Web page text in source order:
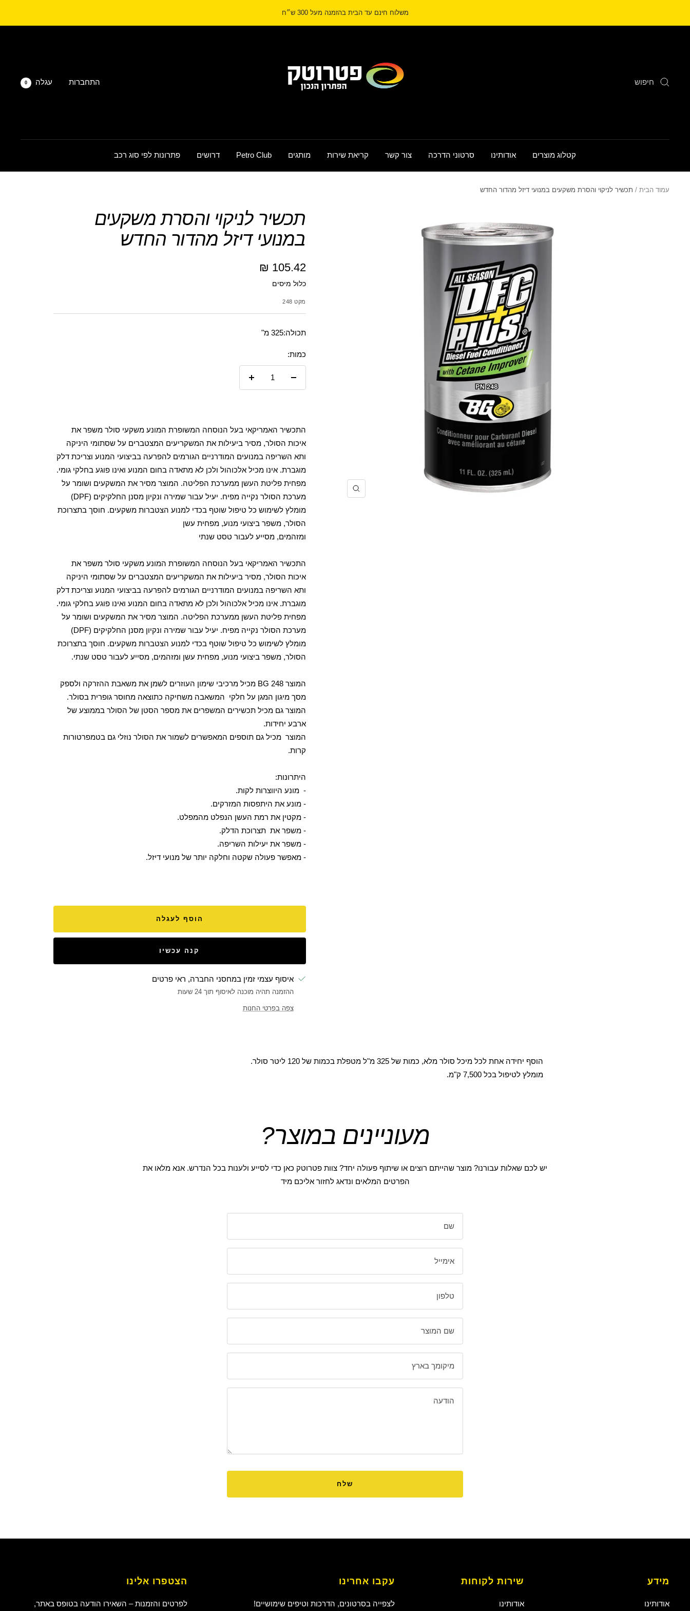
משלוח חינם עד הבית בהזמנה מעל 300 ש״ח
התחברות עגלה 0
קטלוג מוצרים אודותינו סרטוני הדרכה צור קשר קריאת שירות מותגים Petro Club דרושים פתרונות לפי סוג רכב
עמוד הבית תכשיר לניקוי והסרת משקעים במנועי דיזל מהדור החדש
תכשיר לניקוי והסרת משקעים
במנועי דיזל מהדור החדש
מחיר
מבצע
105.42 ₪
כלול מיסים
מקט 248
תכולה:325 מ"
כמות:
הקטנת
הגדל
התכשיר האמריקאי בעל הנוסחה המשופרת המונע משקעי סולר משפר את
איכות הסולר, מסיר ביעילות את המשקריעים המצטברים על שסתומי היניקה
ותא השריפה במנועים המודרניים הגורמים להפרעה בביצועי המנוע וצריכת דלק
מוגברת. אינו מכיל אלכוהול ולכן לא מתאדה בחום המנוע ואינו פוגע בחלקי גומי.
מפחית פליטת העשן ממערכת הפליטה. המוצר מסיר את המשקעים ושומר על
מערכת הסולר נקייה מפיח. יעיל עבור שמירה ונקיון מסנן החלקיקים (DPF)
מומלץ לשימוש כל טיפול שוטף בכדי למנוע הצטברות משקעים. חוסך בתצרוכת
הסולר, משפר ביצועי מנוע, מפחית עשן
ומזהמים, מסייע לעבור טסט שנתי
התכשיר האמריקאי בעל הנוסחה המשופרת המונע משקעי סולר משפר את
איכות הסולר, מסיר ביעילות את המשקריעים המצטברים על שסתומי היניקה
ותא השריפה במנועים המודרניים הגורמים להפרעה בביצועי המנוע וצריכת דלק
מוגברת. אינו מכיל אלכוהול ולכן לא מתאדה בחום המנוע ואינו פוגע בחלקי גומי.
מפחית פליטת העשן ממערכת הפליטה. המוצר מסיר את המשקעים ושומר על
מערכת הסולר נקייה מפיח. יעיל עבור שמירה ונקיון מסנן החלקיקים (DPF)
מומלץ לשימוש כל טיפול שוטף בכדי למנוע הצטברות משקעים. חוסך בתצרוכת
הסולר, משפר ביצועי מנוע, מפחית עשן ומזהמים, מסייע לעבור טסט שנתי.
המוצר BG 248 מכיל מרכיבי שימון העוזרים לשמן את משאבת ההזרקה ולספק
מסך מיגון המגן על חלקי המשאבה משחיקה כתוצאה מחוסר גופרית בסולר.
המוצר גם מכיל תכשירים המשפרים את מספר הסטן של הסולר בממוצע של
ארבע יחידות.
המוצר מכיל גם תוספים המאפשרים לשמור את הסולר נוזלי גם בטמפרטורות
קרות.
היתרונות:
- מונע היווצרות לקות.
- מונע את היתפסות המזרקים.
- מקטין את רמת העשן הנפלט מהמפלט.
- משפר את תצרוכת הדלק.
- משפר את יעילות השריפה.
- מאפשר פעולה שקטה וחלקה יותר של מנועי דיזל.
הוסף לעגלה
קנה עכשיו
איסוף עצמי זמין במחסני החברה, ראי פרטים
ההזמנה תהיה מוכנה לאיסוף תוך 24 שעות
צפה בפרטי החנות
הוסף יחידה אחת לכל מיכל סולר מלא, כמות של 325 מ"ל מטפלת בכמות של 120 ליטר סולר.
מומלץ לטיפול בכל 7,500 ק"מ.
מעוניינים במוצר?
יש לכם שאלות עבורנו? מוצר שהייתם רוצים או שיתוף פעולה יחד? צוות פטרוטק כאן כדי לסייע ולענות בכל הנדרש. אנא מלאו את
הפרטים המלאים ונדאג לחזור אליכם מיד
שם
אימייל
טלפון
שם המוצר
מיקומך בארץ
הודעה
שלח
מידע
אודותינו
שירות לקוחות
אודותינו
עקבו אחרינו
לצפייה בסרטונים, הדרכות וטיפים שימושיים!
הצטפרו אלינו
לפרטים והזמנות – השאירו הודעה בטופס באתר,